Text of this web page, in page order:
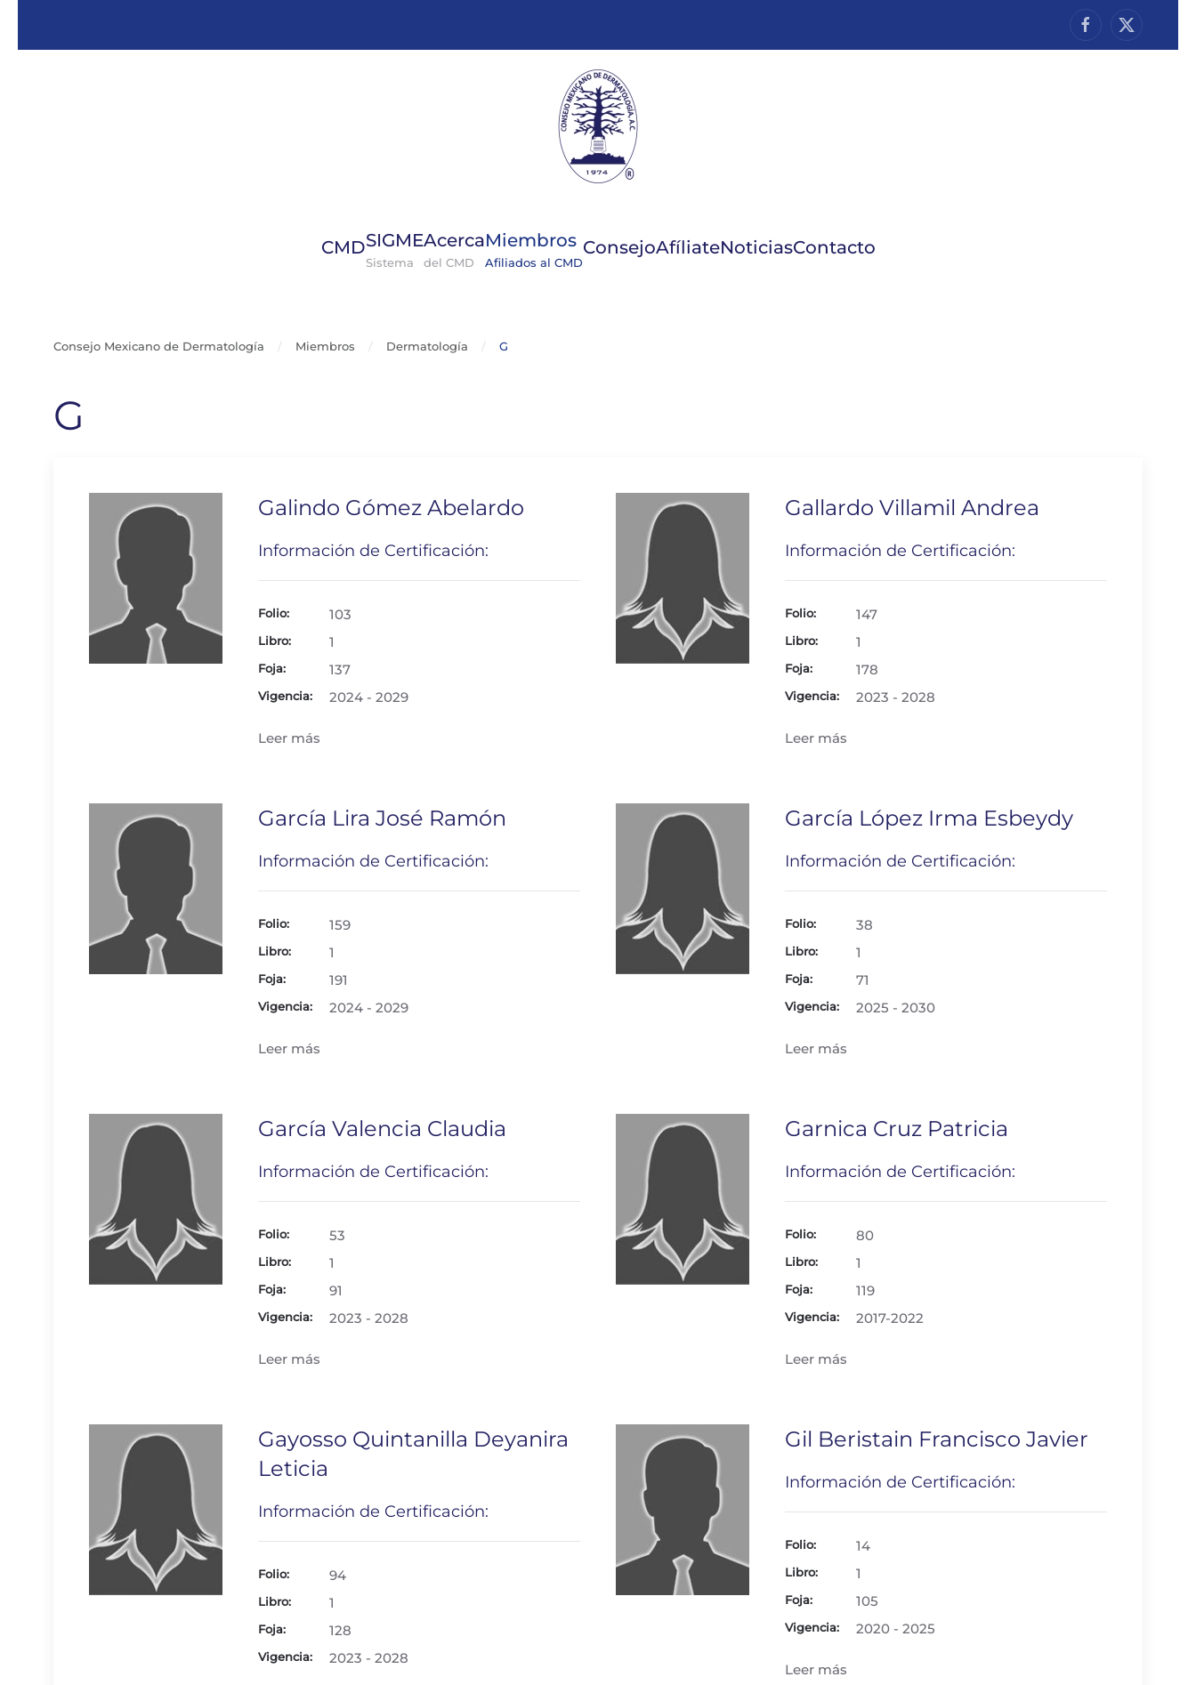
CMDSIGME
Sistema
Acerca
del CMD
Miembros
Afiliados al CMD
ConsejoAfíliateNoticiasContacto
Consejo Mexicano de Dermatología Miembros Dermatología G
G
Galindo Gómez Abelardo
Información de Certificación:
Folio: 103
Libro: 1
Foja: 137
Vigencia: 2024 - 2029
Leer más
Gallardo Villamil Andrea
Información de Certificación:
Folio: 147
Libro: 1
Foja: 178
Vigencia: 2023 - 2028
Leer más
García Lira José Ramón
Información de Certificación:
Folio: 159
Libro: 1
Foja: 191
Vigencia: 2024 - 2029
Leer más
García López Irma Esbeydy
Información de Certificación:
Folio: 38
Libro: 1
Foja: 71
Vigencia: 2025 - 2030
Leer más
García Valencia Claudia
Información de Certificación:
Folio: 53
Libro: 1
Foja: 91
Vigencia: 2023 - 2028
Leer más
Garnica Cruz Patricia
Información de Certificación:
Folio: 80
Libro: 1
Foja: 119
Vigencia: 2017-2022
Leer más
Gayosso Quintanilla Deyanira
Leticia
Información de Certificación:
Folio: 94
Libro: 1
Foja: 128
Vigencia: 2023 - 2028
Gil Beristain Francisco Javier
Información de Certificación:
Folio: 14
Libro: 1
Foja: 105
Vigencia: 2020 - 2025
Leer más